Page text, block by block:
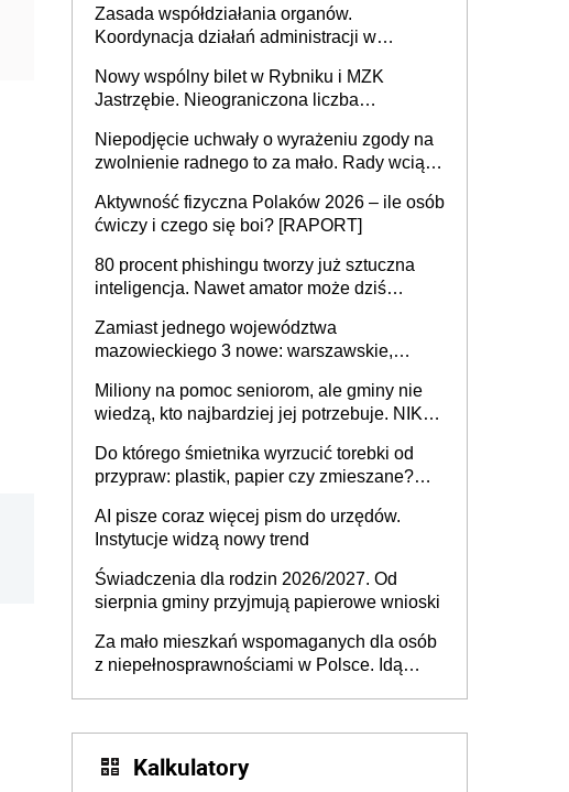
Zasada współdziałania organów.
Koordynacja działań administracji w
Nowy wspólny bilet w Rybniku i MZK
Jastrzębie. Nieograniczona liczba
Niepodjęcie uchwały o wyrażeniu zgody na
zwolnienie radnego to za mało. Rady wciąż
rozstrzygać sprawy
Aktywność fizyczna Polaków 2026 – ile osób
ćwiczy i czego się boi? [RAPORT]
80 procent phishingu tworzy już sztuczna
inteligencja. Nawet amator może dziś
Zamiast jednego województwa
mazowieckiego 3 nowe: warszawskie,
Europie nie ma tak dużych jednostek
stołecznych
Miliony na pomoc seniorom, ale gminy nie
wiedzą, kto najbardziej jej potrzebuje. NIK
Do którego śmietnika wyrzucić torebki od
przypraw: plastik, papier czy zmieszane?
AI pisze coraz więcej pism do urzędów.
Instytucje widzą nowy trend
Świadczenia dla rodzin 2026/2027. Od
sierpnia gminy przyjmują papierowe wnioski
Za mało mieszkań wspomaganych dla osób
z niepełnosprawnościami w Polsce. Idą
Kalkulatory